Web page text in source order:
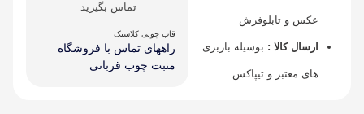
عکس و تابلوفرش
ارسال کالا : بوسیله باربری
های معتبر و تیپاکس
تماس بگیرید
قاب چوبی کلاسیک
راههای تماس با فروشگاه
منبت چوب قربانی